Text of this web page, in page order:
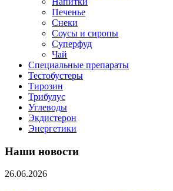
Печенье
Снеки
Соусы и сиропы
Суперфуд
Чай
Специальные препараты
Тестобустеры
Тирозин
Трибулус
Углеводы
Экдистерон
Энергетики
Наши новости
26.06.2026